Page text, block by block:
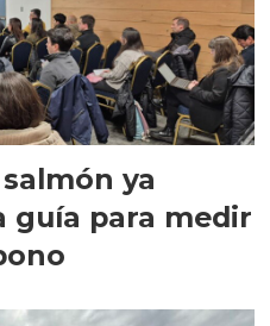
ya
guía para medir